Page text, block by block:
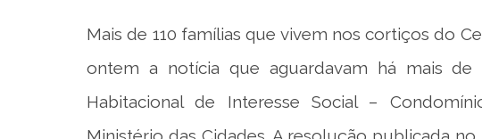
Mais de 110 famílias que vivem nos cortiços do
ontem a notícia que aguardavam há mais
Habitacional de Interesse Social –